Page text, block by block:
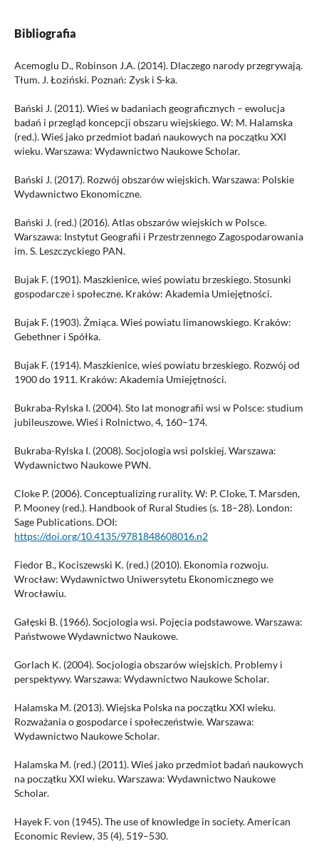
Bibliografia
Acemoglu D., Robinson J.A. (2014). Dlaczego narody przegrywają.
Tłum. J. Łoziński. Poznań: Zysk i S-ka.
Bański J. (2011). Wieś w badaniach geograficznych – ewolucja
badań i przegląd koncepcji obszaru wiejskiego. W: M. Halamska
(red.). Wieś jako przedmiot badań naukowych na początku XXI
wieku. Warszawa: Wydawnictwo Naukowe Scholar.
Bański J. (2017). Rozwój obszarów wiejskich. Warszawa: Polskie
Wydawnictwo Ekonomiczne.
Bański J. (red.) (2016). Atlas obszarów wiejskich w Polsce.
Warszawa: Instytut Geografii i Przestrzennego Zagospodarowania
im. S. Leszczyckiego PAN.
Bujak F. (1901). Maszkienice, wieś powiatu brzeskiego. Stosunki
gospodarcze i społeczne. Kraków: Akademia Umiejętności.
Bujak F. (1903). Żmiąca. Wieś powiatu limanowskiego. Kraków:
Gebethner i Spółka.
Bujak F. (1914). Maszkienice, wieś powiatu brzeskiego. Rozwój od
1900 do 1911. Kraków: Akademia Umiejętności.
Bukraba-Rylska I. (2004). Sto lat monografii wsi w Polsce: studium
jubileuszowe. Wieś i Rolnictwo, 4, 160–174.
Bukraba-Rylska I. (2008). Socjologia wsi polskiej. Warszawa:
Wydawnictwo Naukowe PWN.
Cloke P. (2006). Conceptualizing rurality. W: P. Cloke, T. Marsden,
P. Mooney (red.). Handbook of Rural Studies (s. 18–28). London:
Sage Publications. DOI:
https://doi.org/10.4135/9781848608016.n2
Fiedor B., Kociszewski K. (red.) (2010). Ekonomia rozwoju.
Wrocław: Wydawnictwo Uniwersytetu Ekonomicznego we
Wrocławiu.
Gałęski B. (1966). Socjologia wsi. Pojęcia podstawowe. Warszawa:
Państwowe Wydawnictwo Naukowe.
Gorlach K. (2004). Socjologia obszarów wiejskich. Problemy i
perspektywy. Warszawa: Wydawnictwo Naukowe Scholar.
Halamska M. (2013). Wiejska Polska na początku XXI wieku.
Rozważania o gospodarce i społeczeństwie. Warszawa:
Wydawnictwo Naukowe Scholar.
Halamska M. (red.) (2011). Wieś jako przedmiot badań naukowych
na początku XXI wieku. Warszawa: Wydawnictwo Naukowe
Scholar.
Hayek F. von (1945). The use of knowledge in society. American
Economic Review, 35 (4), 519–530.